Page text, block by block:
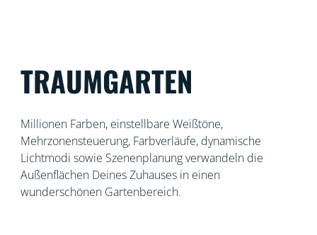
TRAUMGARTEN
Millionen Farben, einstellbare Weißtöne,
Mehrzonensteuerung, Farbverläufe, dynamische
Lichtmodi sowie Szenenplanung verwandeln die
Außenflächen Deines Zuhauses in einen
wunderschönen Gartenbereich.